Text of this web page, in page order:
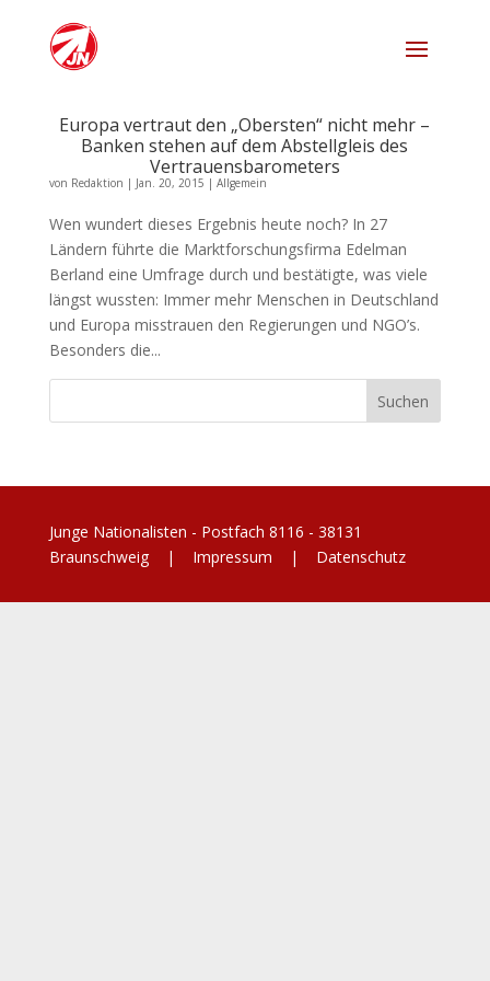
Europa vertraut den „Obersten“ nicht mehr –
Banken stehen auf dem Abstellgleis des
Vertrauensbarometers
von Redaktion | Jan. 20, 2015 | Allgemein
Wen wundert dieses Ergebnis heute noch? In 27
Ländern führte die Marktforschungsfirma Edelman
Berland eine Umfrage durch und bestätigte, was viele
längst wussten: Immer mehr Menschen in Deutschland
und Europa misstrauen den Regierungen und NGO’s.
Besonders die...
Junge Nationalisten - Postfach 8116 - 38131
Braunschweig | Impressum | Datenschutz